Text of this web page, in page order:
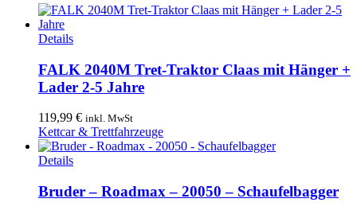
Details
FALK 2040M Tret-Traktor Claas mit Hänger +
Lader 2-5 Jahre
119,99 € inkl. MwSt
Kettcar & Trettfahrzeuge
Details
Bruder – Roadmax – 20050 – Schaufelbagger